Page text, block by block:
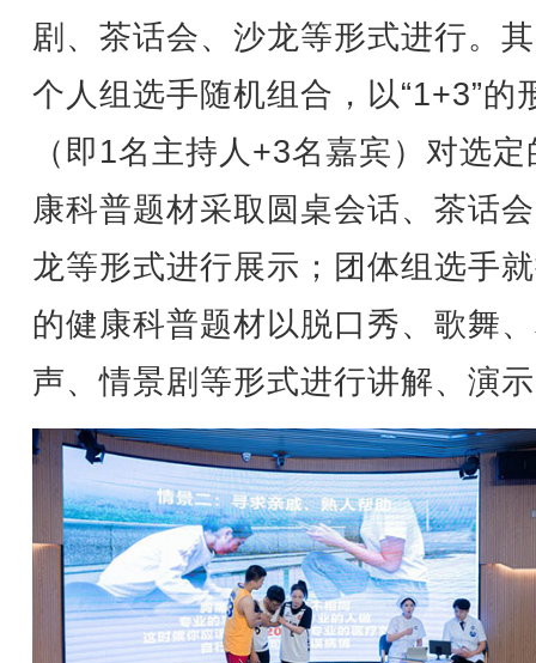
剧、茶话会、沙龙等形式进行。
个人组选手随机组合，以“1+3”的
（即1名主持人+3名嘉宾）对选定
康科普题材采取圆桌会话、茶话
龙等形式进行展示；团体组选手
的健康科普题材以脱口秀、歌舞
声、情景剧等形式进行讲解、演